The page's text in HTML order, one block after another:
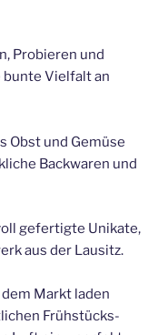
Probieren und
bunte Vielfalt an
Obst und Gemüse
Backwaren und
gefertigte Unikate,
aus der Lausitz.
Markt laden
Frühstücks-